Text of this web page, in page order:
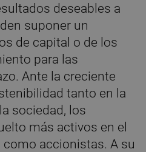
deseables a
suponer un
de capital o de los
para las
Ante la creciente
tanto en la
sociedad, los
más activos en el
accionistas. A su